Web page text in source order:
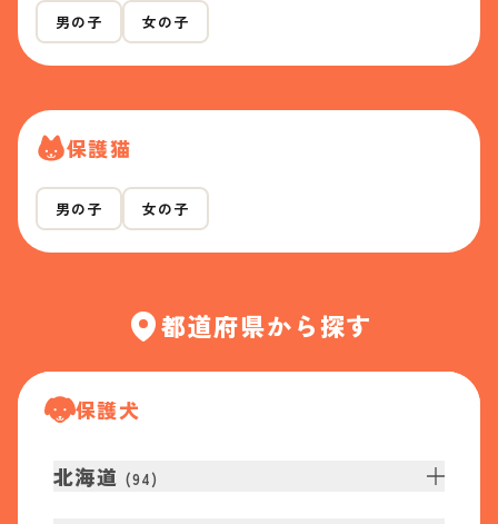
男の子 女の子
保護猫
男の子 女の子
都道府県から探す
保護犬
北海道 (94)